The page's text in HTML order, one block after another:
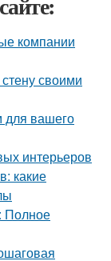
компании
своими
для вашего
интерьеров
какие
Полное